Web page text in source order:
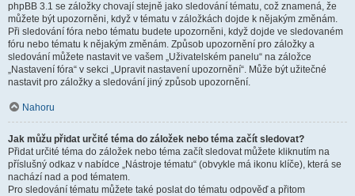
phpBB 3.1 se záložky chovají stejně jako sledování tématu, což znamená, že
můžete být upozorněni, když v tématu v záložkách dojde k nějakým změnám.
Při sledování fóra nebo tématu budete upozorněni, když dojde ve sledovaném
fóru nebo tématu k nějakým změnám. Způsob upozornění pro záložky a
sledování můžete nastavit ve vašem „Uživatelském panelu“ na záložce
„Nastavení fóra“ v sekci „Upravit nastavení upozornění“. Může být užitečné
nastavit pro záložky a sledování jiný způsob upozornění.
Nahoru
Jak můžu přidat určité téma do záložek nebo téma začít sledovat?
Přidat určité téma do záložek nebo téma začít sledovat můžete kliknutím na
příslušný odkaz v nabídce „Nástroje tématu“ (obvykle má ikonu klíče), která se
nachází nad a pod tématem.
Pro sledování tématu můžete také poslat do tématu odpověď a přitom